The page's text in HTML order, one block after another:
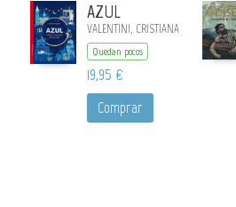
AZUL
VALENTINI, CRISTIANA
Quedan pocos
19,95 €
Comprar